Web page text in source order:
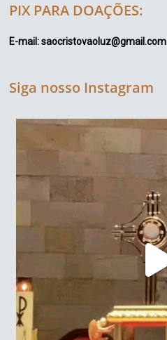
PIX PARA DOAÇÕES:
E-mail: saocristovaoluz@gmail.com
Siga nosso Instagram